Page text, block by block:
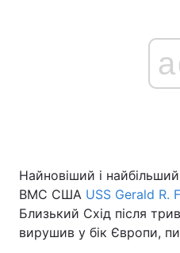
Найновіший і
ВМС США USS Gerald R.
Близький Схід після
вирушив у бік Європи,